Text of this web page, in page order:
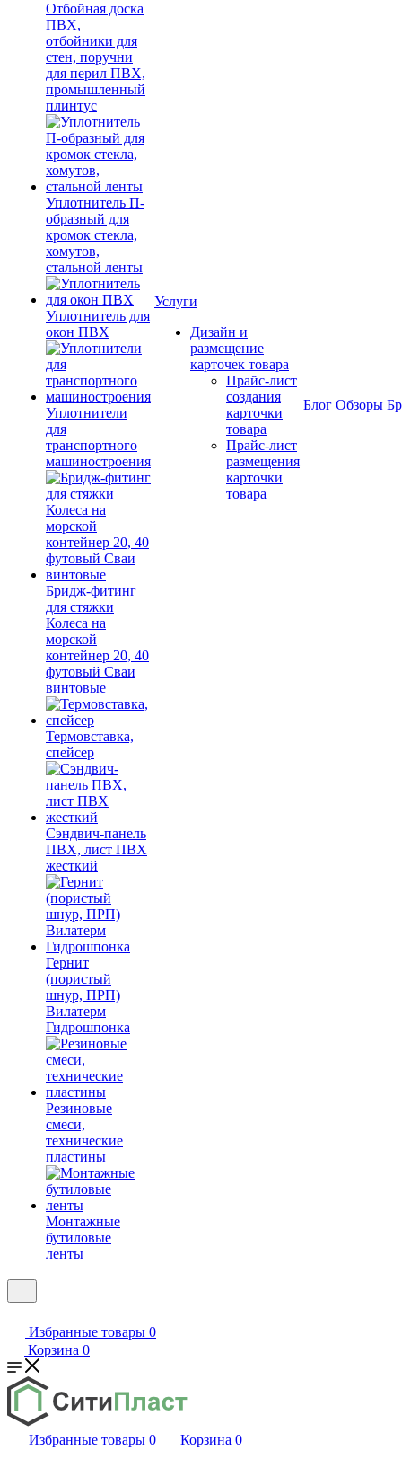
Отбойная доска
ПВХ,
отбойники для
стен, поручни
для перил ПВХ,
промышленный
плинтус
Уплотнитель П-
образный для
кромок стекла,
хомутов,
стальной ленты
Уплотнитель для
окон ПВХ
Уплотнители
для
транспортного
машиностроения
Бридж-фитинг
для стяжки
Колеса на
морской
контейнер 20, 40
футовый Сваи
винтовые
Термовставка,
спейсер
Сэндвич-панель
ПВХ, лист ПВХ
жесткий
Гернит
(пористый
шнур, ПРП)
Вилатерм
Гидрошпонка
Резиновые
смеси,
технические
пластины
Монтажные
бутиловые
ленты
Услуги
Дизайн и
размещение
карточек товара
Прайс-лист
создания
карточки
товара
Прайс-лист
размещения
карточки
товара
Блог Обзоры
Избранные товары 0
Корзина 0
Избранные товары 0 Корзина 0